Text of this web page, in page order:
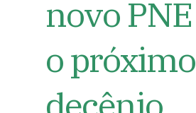
novo
o próximo